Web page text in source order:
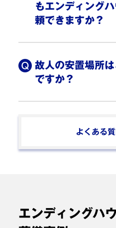
福祉葬からお別れ葬へ急に変
とうございました。初めて
葬儀プラン: 一
に残っており、今回お願い
いしたく思い、会員に入ら
もエンディング
頼できますか？
故人の安置場所
ですか？
よくある
エンディングハ